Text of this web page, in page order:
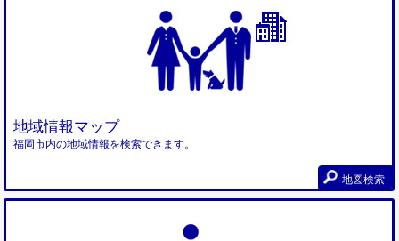
地域情報マップ
福岡市内の地域情報を検索できます。
地図検索